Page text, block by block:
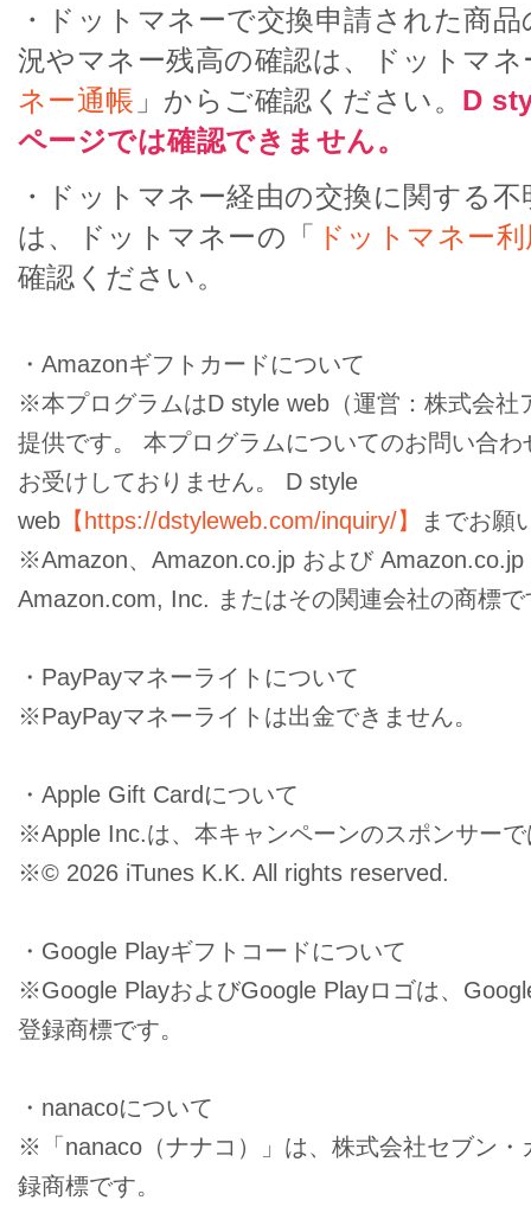
・ドットマネーで交換申請された商
況やマネー残高の確認は、ドットマネ
ネー通帳 」からご確認ください。 D
ページでは確認できません。
・ドットマネー経由の交換に関する
は、ドットマネーの「 ドットマネー
確認ください。
・Amazonギフトカードについて
※本プログラムはD style web（運営：株式会社
提供です。 本プログラムについてのお問い合
お受けしておりません。 D style
web 【https://dstyleweb.com/inquiry/】
までお願
※Amazon、Amazon.co.jp および Amazon.co.jp
Amazon.com, Inc. またはその関連会社の商標で
・PayPayマネーライトについて
※PayPayマネーライトは出金できません。
・Apple Gift Cardについて
※Apple Inc.は、本キャンペーンのスポンサー
※© 2026 iTunes K.K. All rights reserved.
・Google Playギフトコードについて
※Google PlayおよびGoogle Playロゴは、
登録商標です。
・nanacoについて
※「nanaco（ナナコ）」は、株式会社セブン・
録商標です。